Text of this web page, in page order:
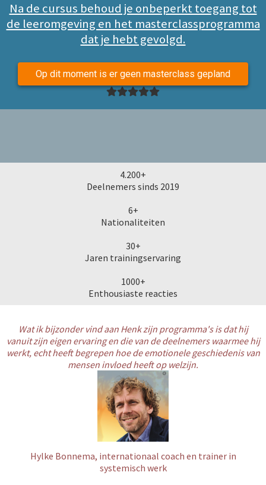
Na de cursus behoud je onbeperkt toegang tot
de leeromgeving en het masterclassprogramma
dat je hebt gevolgd.
Op dit moment is er geen masterclass gepland
4.200+
Deelnemers sinds 2019
6+
Nationaliteiten
30+
Jaren trainingservaring
1000+
Enthousiaste reacties
Wat ik bijzonder vind aan Henk zijn programma's is dat hij
vanuit zijn eigen ervaring en die van de deelnemers waarmee hij
werkt, echt heeft begrepen hoe de emotionele geschiedenis van
mensen invloed heeft op welzijn.
Hylke Bonnema, internationaal coach en trainer in
systemisch werk